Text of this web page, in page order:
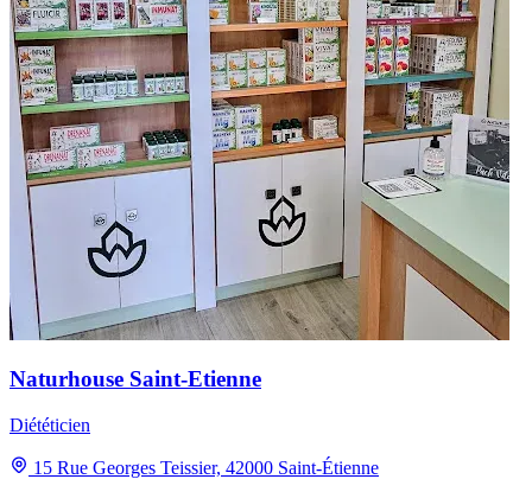
Naturhouse Saint-Etienne
Diététicien
15 Rue Georges Teissier, 42000 Saint-Étienne